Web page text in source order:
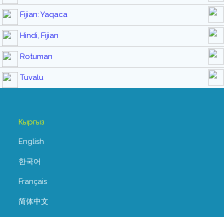
Fijian: Yaqaca
Hindi, Fijian
Rotuman
Tuvalu
Кыргыз
English
한국어
Français
简体中文